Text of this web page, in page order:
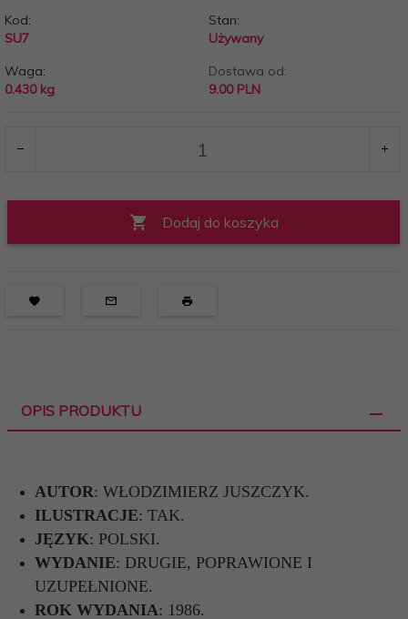
Kod:
SU7
Stan:
Używany
Waga:
0.430 kg
Dostawa od:
9.00 PLN
Dodaj do koszyka
OPIS PRODUKTU
AUTOR: WŁODZIMIERZ JUSZCZYK.
ILUSTRACJE: TAK.
JĘZYK: POLSKI.
WYDANIE: DRUGIE, POPRAWIONE I
UZUPEŁNIONE.
ROK WYDANIA: 1986.